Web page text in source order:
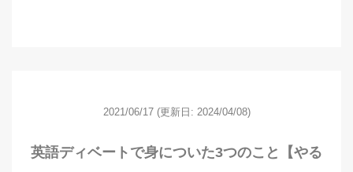
2021/06/17 (更新日: 2024/04/08)
英語ディベートで身についた3つのこと【やる